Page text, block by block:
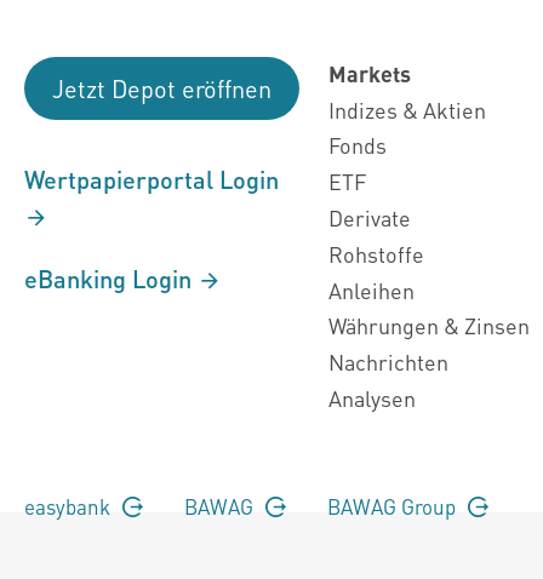
Jetzt Depot eröffnen
Wertpapierportal Login
eBanking Login
Markets
Indizes & Aktien
Fonds
ETF
Derivate
Rohstoffe
Anleihen
Währungen & Zinsen
Nachrichten
Analysen
easybank BAWAG BAWAG Group